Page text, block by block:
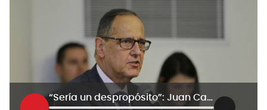
“Sería un despropósito”: Juan Camilo Restrepo sobre búsqueda de recursos para el ELN